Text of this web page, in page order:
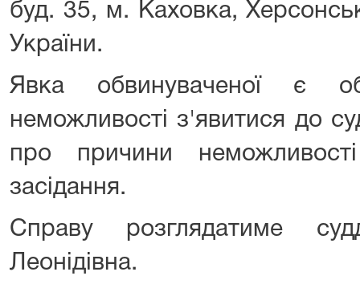
буд. 35, м. Каховка,
України.
Явка обвинуваченої є
неможливості з'явитися до
про причини
засідання.
Справу розглядатиме
Леонідівна.